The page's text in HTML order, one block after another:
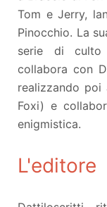
Tom e Jerry,
Pinocchio. La
serie di culto
collabora con
realizzando
Foxi) e
enigmistica.
L'editore